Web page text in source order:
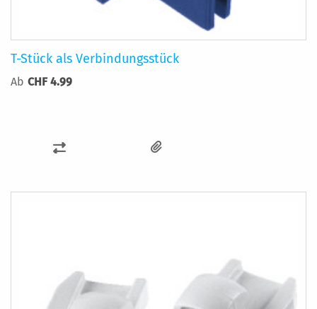
T-Stück als Verbindungsstück
Ab CHF 4.99
ZUR
HINZUFÜGEN